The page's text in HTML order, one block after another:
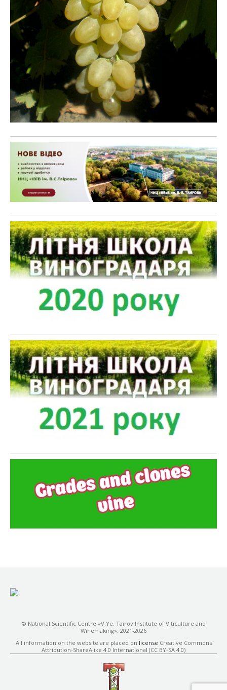
© National Scientific Centre «V.Ye. Tairov Institute of Viticulture and
Winemaking», 2021-2026
All information on the website are placed on license Creative Commons
Attribution-ShareAlike 4.0 International (CC BY-SA 4.0)